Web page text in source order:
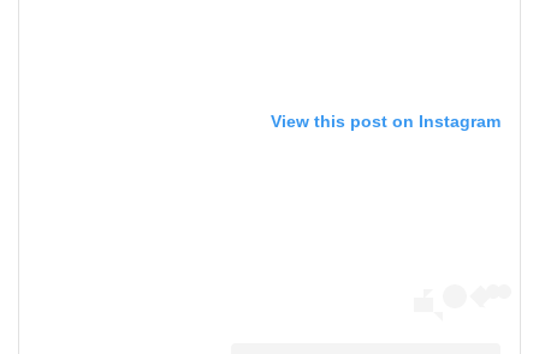
View this post on Instagram